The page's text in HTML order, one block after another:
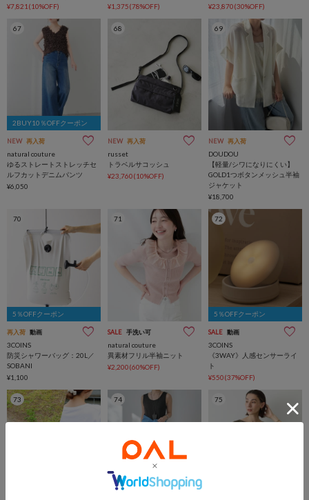
¥7,821(10%OFF)
¥1,375(78%OFF)
¥23,870(30%OFF)
67
2BUY10％OFFクーポン
NEW 再入荷
natural couture
ゆるストレートストレッチセ
ルフカットデニムパンツ
¥6,050
68
NEW 再入荷
russet
トラベルサコッシュ
¥23,760(10%OFF)
69
NEW 再入荷
DOUDOU
【軽量/シワになりにくい】
GOLD1つボタンメッシュ半袖
ジャケット
¥18,700
70
5％OFFクーポン
再入荷 動画
3COINS
防災シャワーバッグ：20L／
SOBANI
¥1,100
71
SALE 手洗い可
natural couture
異素材フリル半袖ニット
¥2,200(60%OFF)
72
5％OFFクーポン
SALE 動画
3COINS
《3WAY》人感センサーライ
ト
¥550(37%OFF)
73 74 75